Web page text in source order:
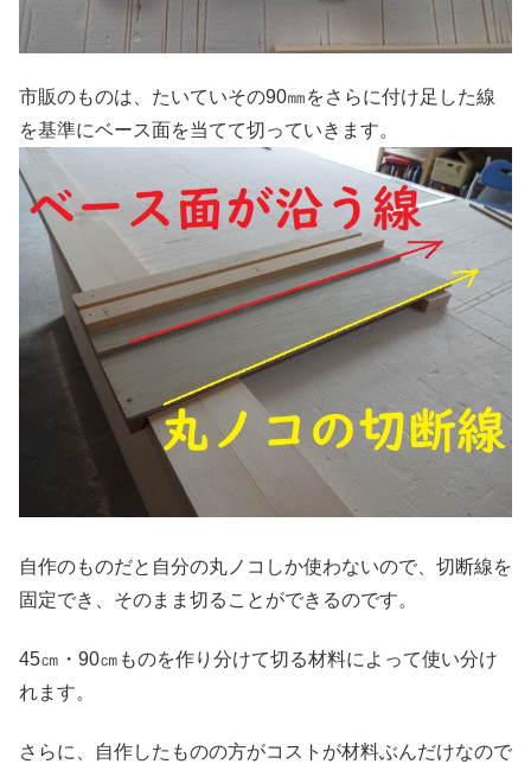
市販のものは、たいていその90㎜をさらに付け足した線
を基準にベース面を当てて切っていきます。
自作のものだと自分の丸ノコしか使わないので、切断線を
固定でき、そのまま切ることができるのです。
45㎝・90㎝ものを作り分けて切る材料によって使い分け
れます。
さらに、自作したものの方がコストが材料ぶんだけなので